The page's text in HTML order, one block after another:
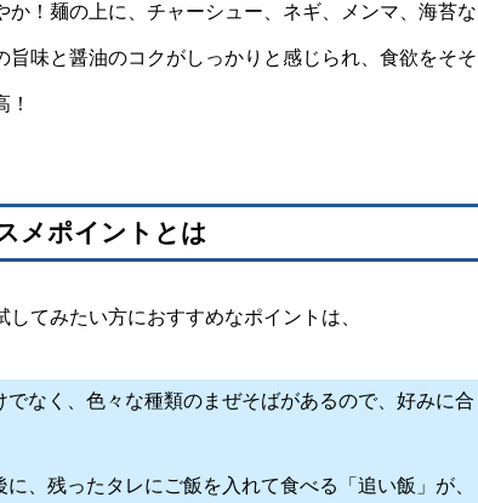
！麺の上に、チャーシュー、ネギ、メンマ、海苔な
味と醤油のコクがしっかりと感じられ、食欲をそそ
メポイントとは
てみたい方におすすめなポイントは、
でなく、色々な種類のまぜそばがあるので、好みに合
、残ったタレにご飯を入れて食べる「追い飯」が、